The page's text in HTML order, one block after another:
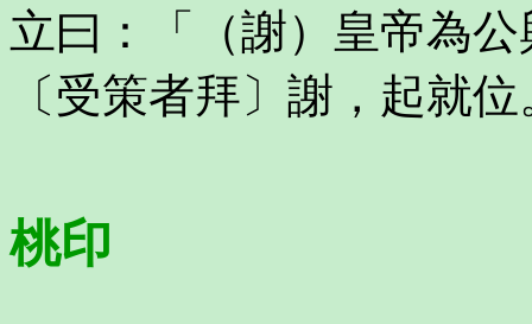
立曰：「（謝）皇帝為
〔受策者拜〕謝，起就
桃印